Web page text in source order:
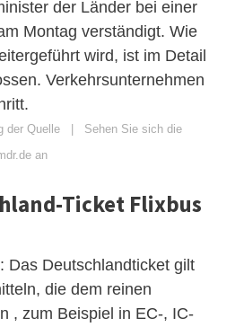
der Länder bei einer
Montag verständigt. Wie
wird, ist im Detail
Verkehrsunternehmen
der Quelle | Sehen Sie sich die
an
Ticket Flixbus
Das Deutschlandticket gilt
die dem reinen
, zum Beispiel in EC-, IC-